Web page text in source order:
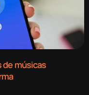
de músicas